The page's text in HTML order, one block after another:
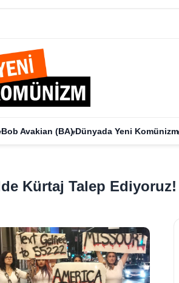
Bob Avakian (BA)Dünyada Yeni Komünizm
Kürtaj Talep Ediyoruz!